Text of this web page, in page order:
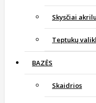
Skysčiai
Teptukų
BAZĖS
Skaidrios